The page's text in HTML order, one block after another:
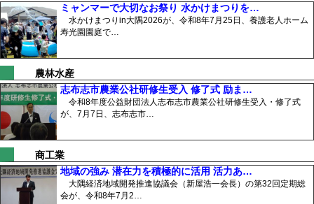
ミャンマーで大切なお祭り 水かけまつりを…
水かけまつりin大隅2026が、令和8年7月25日、養護老人ホーム
寿光園園庭で…
農林水産
志布志市農業公社研修生受入 修了式 励ま…
令和8年度公益財団法人志布志市農業公社研修生受入・修了式
が、7月7日、志布志市…
商工業
地域の強み 潜在力を積極的に活用 活力あ…
大隅経済地域開発推進協議会（新屋浩一会長）の第32回定期総
会が、令和8年7月2…